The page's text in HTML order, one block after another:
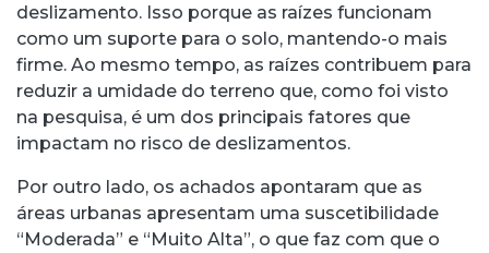
deslizamento. Isso porque as raízes funcionam
como um suporte para o solo, mantendo-o mais
firme. Ao mesmo tempo, as raízes contribuem para
reduzir a umidade do terreno que, como foi visto
na pesquisa, é um dos principais fatores que
impactam no risco de deslizamentos.
Por outro lado, os achados apontaram que as
áreas urbanas apresentam uma suscetibilidade
“Moderada” e “Muito Alta”, o que faz com que o